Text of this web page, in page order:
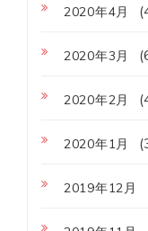
2020年4月
2020年3月
2020年2月
2020年1月
2019年12月